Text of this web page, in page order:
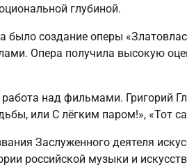
глубиной.
создание оперы
Опера получила высокую
над фильмами. Григорий
или С лёгким паром!», «Тот
Заслуженного деятеля
российской музыки и